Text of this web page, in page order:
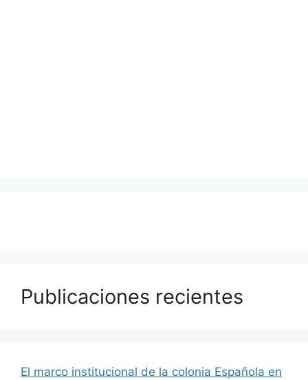
Publicaciones recientes
El marco institucional de la colonia Española en